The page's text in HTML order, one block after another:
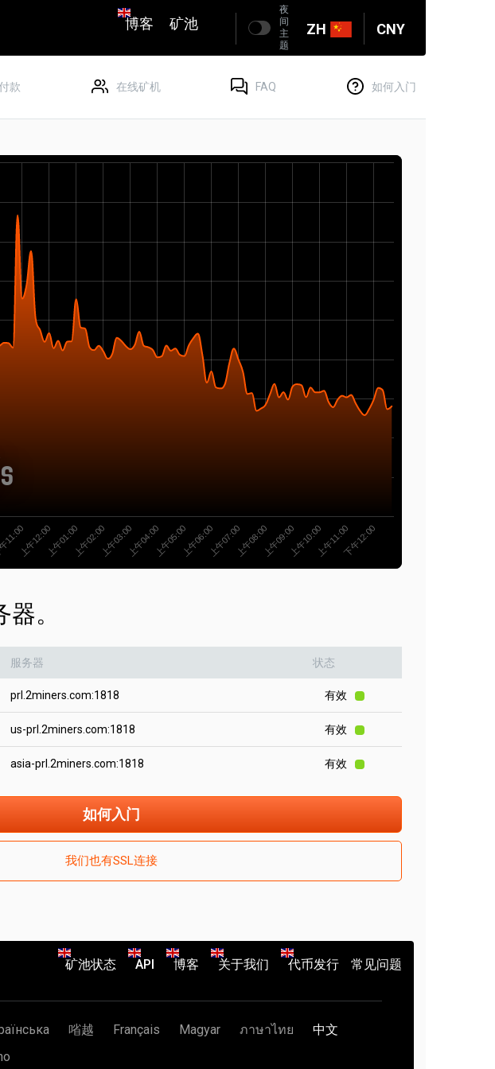
ZH CNY
博客 矿池
夜
间
主
题
款 在线矿机 FAQ 如何入门
上午12:00上午01:00上午02:00上午03:00上午04:00上午05:00上午06:00上午07:00上午08:00上午09:00上午10:00上午11:00下午12:00
。
服务器 状态
prl.2miners.com:1818 有效
us-prl.2miners.com:1818 有效
asia-prl.2miners.com:1818 有效
如何入门
我们也有SSL连接
矿池状态 API 博客 关于我们 代币发行 常见问题
㗂越 Français Magyar ภาษาไทย
中文